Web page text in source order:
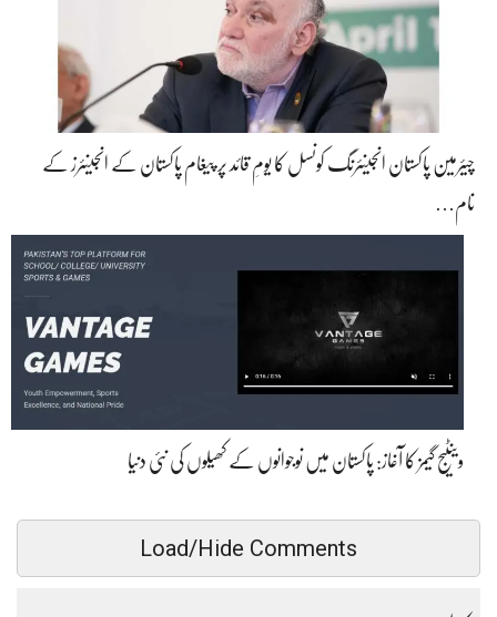
چیئرمین پاکستان انجینئرنگ کونسل کا یومِ قائد پر پیغام پاکستان کے انجینئرز کے
نام…
وینٹیج گیمز کا آغاز: پاکستان میں نوجوانوں کے کھیلوں کی نئی دنیا
Load/Hide Comments